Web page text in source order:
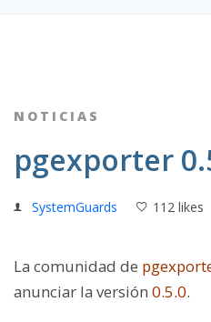
NOTICIAS
pgexporter
SystemGuards 112 likes
La comunidad de
anunciar la versión 0.5.0.